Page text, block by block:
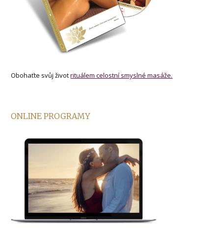
Obohaťte svůj životrituálem celostní smyslné masáže.
ONLINE PROGRAMY